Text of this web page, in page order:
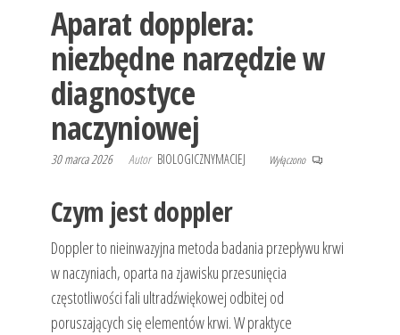
Aparat dopplera:
niezbędne narzędzie w
diagnostyce
naczyniowej
30 marca 2026 Autor BIOLOGICZNYMACIEJ Wyłączono
Czym jest doppler
Doppler to nieinwazyjna metoda badania przepływu krwi
w naczyniach, oparta na zjawisku przesunięcia
częstotliwości fali ultradźwiękowej odbitej od
poruszających się elementów krwi. W praktyce